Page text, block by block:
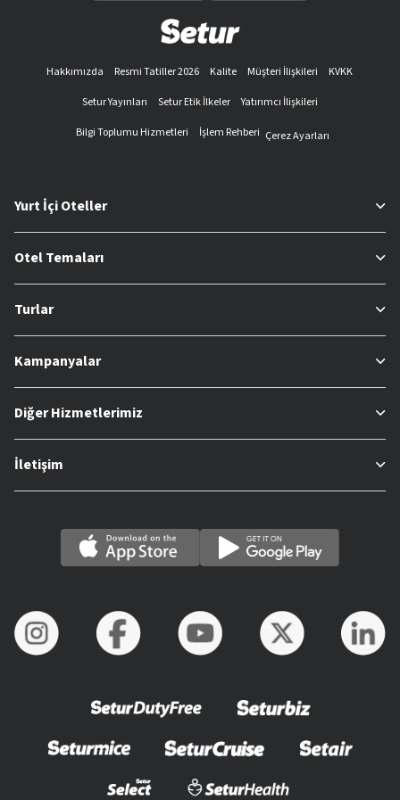
Hakkımızda Resmi Tatiller 2026 Kalite Müşteri İlişkileri
KVKK
Setur Yayınları
Setur Etik İlkeler
Yatırımcı İlişkileri
Bilgi Toplumu Hizmetleri
İşlem Rehberi Çerez Ayarları
Yurt İçi Oteller
Otel Temaları
Turlar
Kampanyalar
Diğer Hizmetlerimiz
İletişim